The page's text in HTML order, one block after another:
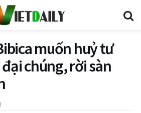
muốn huỷ tư
chúng, rời sàn